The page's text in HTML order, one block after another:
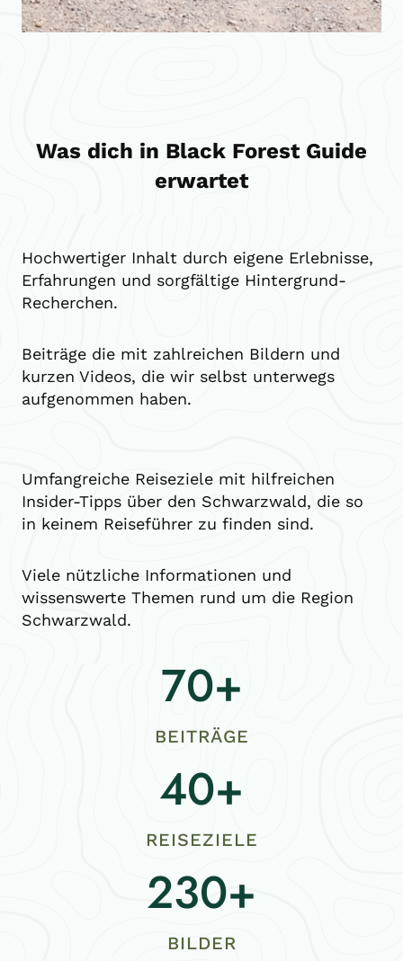
Was dich in Black Forest Guide
erwartet
Hochwertiger Inhalt durch eigene Erlebnisse,
Erfahrungen und sorgfältige Hintergrund-
Recherchen.
Beiträge die mit zahlreichen Bildern und
kurzen Videos, die wir selbst unterwegs
aufgenommen haben.
Umfangreiche Reiseziele mit hilfreichen
Insider-Tipps über den Schwarzwald, die so
in keinem Reiseführer zu finden sind.
Viele nützliche Informationen und
wissenswerte Themen rund um die Region
Schwarzwald.
70+
BEITRÄGE
40+
REISEZIELE
230+
BILDER